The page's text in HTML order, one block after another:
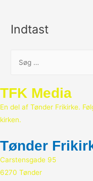
Indtast
e
f
t
r
TFK Media
En del af Tønder Frikirke.
kirken.
Tønder
Carstensgade 95
6270 Tønder